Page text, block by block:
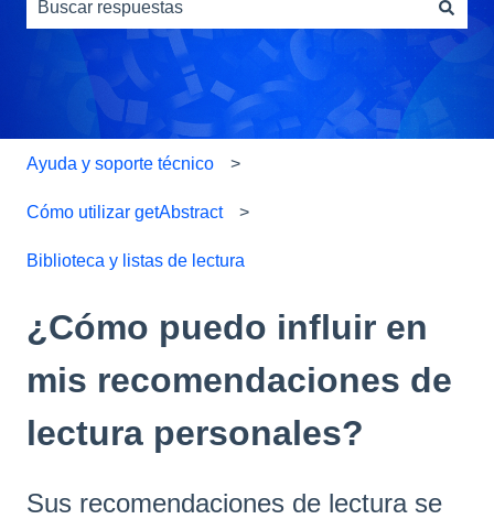
No hay sugerencias porque el campo de búsqueda
Ayuda y soporte técnico
Cómo utilizar getAbstract
Biblioteca y listas de lectura
¿Cómo puedo influir en
mis recomendaciones de
lectura personales?
Sus recomendaciones de lectura se